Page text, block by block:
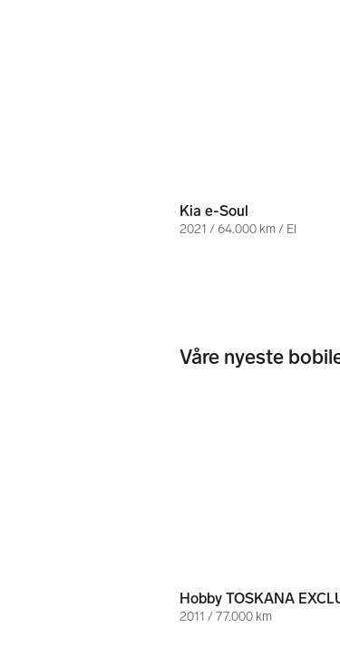
Kia e-Soul
2021 / 64.000 km / El
Våre nyeste
2011 / 77.000 km